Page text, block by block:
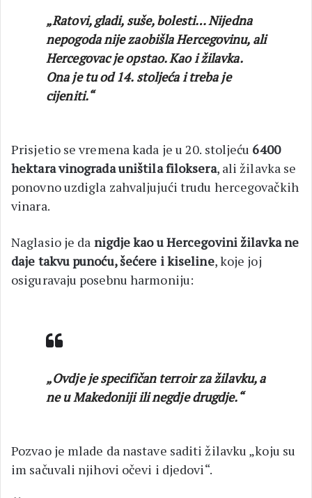
„Ratovi, gladi, suše, bolesti… Nijedna
nepogoda nije zaobišla Hercegovinu, ali
Hercegovac je opstao. Kao i žilavka.
Ona je tu od 14. stoljeća i treba je
cijeniti.“
Prisjetio se vremena kada je u 20. stoljeću 6400
hektara vinograda uništila filoksera, ali žilavka se
ponovno uzdigla zahvaljujući trudu hercegovačkih
vinara.
Naglasio je da nigdje kao u Hercegovini žilavka ne
daje takvu punoću, šećere i kiseline, koje joj
osiguravaju posebnu harmoniju:
„Ovdje je specifičan terroir za žilavku, a
ne u Makedoniji ili negdje drugdje.“
Pozvao je mlade da nastave saditi žilavku „koju su
im sačuvali njihovi očevi i djedovi“.